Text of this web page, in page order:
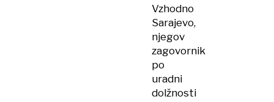
Vzhodno
Sarajevo,
njegov
zagovornik
po
uradni
dolžnosti